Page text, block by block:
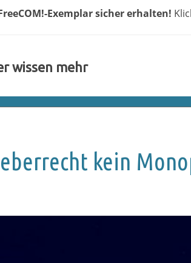
Exemplarsicher erhalten!
wissen mehr
kein